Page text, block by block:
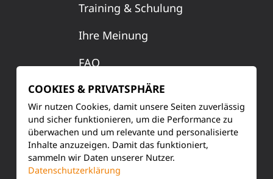
Training & Schulung
Ihre Meinung
FAQ
KONTAKT
Siemensstraße 2
50170 Kerpen
COOKIES & PRIVATSPHÄRE
Wir nutzen Cookies, damit unsere Seiten zuverlässig
und sicher funktionieren, um die Performance zu
überwachen und um relevante und personalisierte
Inhalte anzuzeigen. Damit das funktioniert,
sammeln wir Daten unserer Nutzer.
Datenschutzerklärung